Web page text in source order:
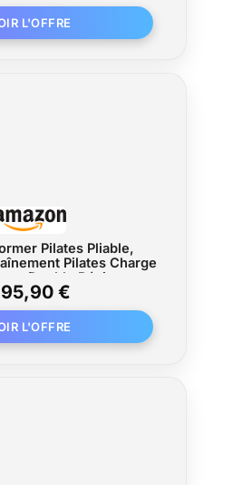
Pilates Pliable,
Pilates Charge
Double Résistance,
Kit Réformateur
Avancés et Débutants,
Domicile
€